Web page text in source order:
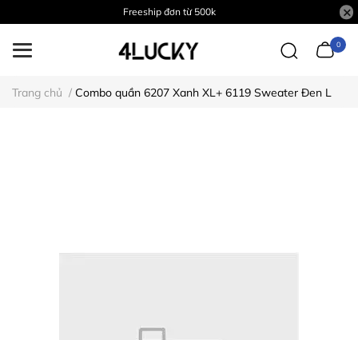
Freeship đơn từ 500k
0
Trang chủ / Combo quần 6207 Xanh XL+ 6119 Sweater Đen L